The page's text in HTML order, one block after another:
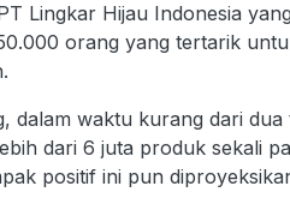
Lingkar Hijau Indonesia
orang yang tertarik
dalam waktu kurang dari
dari 6 juta produk sekali
positif ini pun